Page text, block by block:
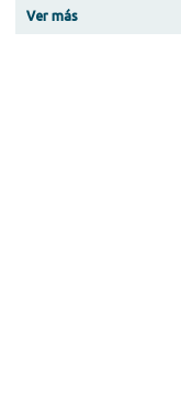
Ver más